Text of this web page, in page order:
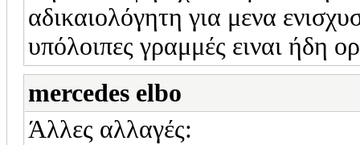
αδικαιολόγητη για μενα
υπόλοιπες γραμμές ειναι ήδη
mercedes elbo
Άλλες αλλαγές: